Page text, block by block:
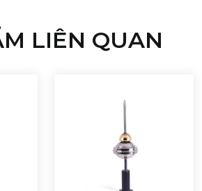
gì?
tia tiên đạo sớm là một trong
thiết để đảm bảo an toàn cho các
cảng biển, nhà xưởng,... và cả các
LIÊN QUAN